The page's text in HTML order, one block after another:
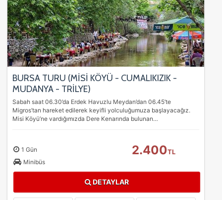
BURSA TURU (MİSİ KÖYÜ - CUMALIKIZIK -
MUDANYA - TRİLYE)
Sabah saat 06.30’da Erdek Havuzlu Meydan’dan 06.45’te
Migros’tan hareket edilerek keyifli yolculuğumuza başlayacağız.
Misi Köyü’ne vardığımızda Dere Kenarında bulunan…
1 Gün
Minibüs
2.400TL
DETAYLAR